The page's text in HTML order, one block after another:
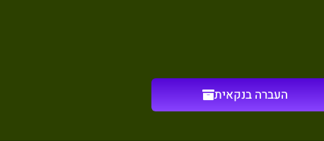
העברה בנקאית